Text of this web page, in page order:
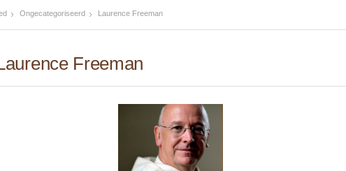
Ongecategoriseerd Laurence Freeman
Freeman